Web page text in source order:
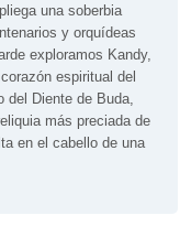
una soberbia
y orquídeas
exploramos Kandy,
espiritual del
del Diente de Buda,
más preciada de
en el cabello de una